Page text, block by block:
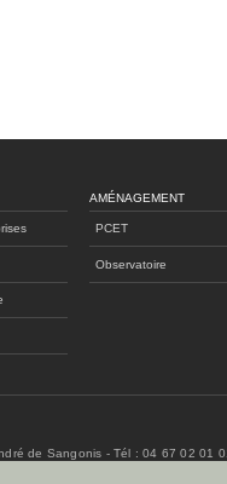
AMÉNAGEMENT
PCET
Observatoire
de Sangonis - Tél : 04 67 02 01